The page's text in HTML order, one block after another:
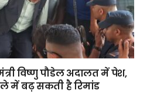
विष्णु पौडेल अदालत में पेश,
में बढ़ सकती है रिमांड